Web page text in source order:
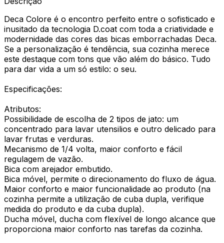
Deca Colore é o encontro perfeito entre o sofisticado e
inusitado da tecnologia D.coat com toda a criatividade e
modernidade das cores das bicas emborrachadas Deca.
Se a personalização é tendência, sua cozinha merece
este destaque com tons que vão além do básico. Tudo
para dar vida a um só estilo: o seu.
Especificações:
Atributos:
Possibilidade de escolha de 2 tipos de jato: um
concentrado para lavar utensilios e outro delicado para
lavar frutas e verduras.
Mecanismo de 1/4 volta, maior conforto e fácil
regulagem de vazão.
Bica com arejador embutido.
Bica móvel, permite o direcionamento do fluxo de água.
Maior conforto e maior funcionalidade ao produto (na
cozinha permite a utilização de cuba dupla, verifique
medida do produto e da cuba dupla).
Ducha móvel, ducha com flexível de longo alcance que
proporciona maior conforto nas tarefas da cozinha.